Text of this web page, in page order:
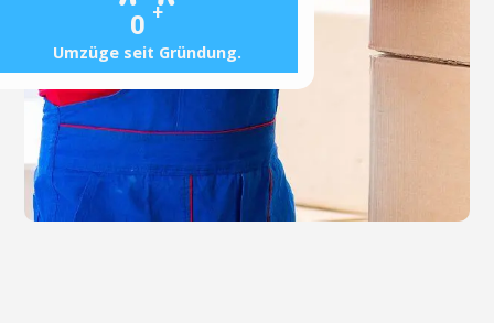
0 +
Umzüge seit Gründung.